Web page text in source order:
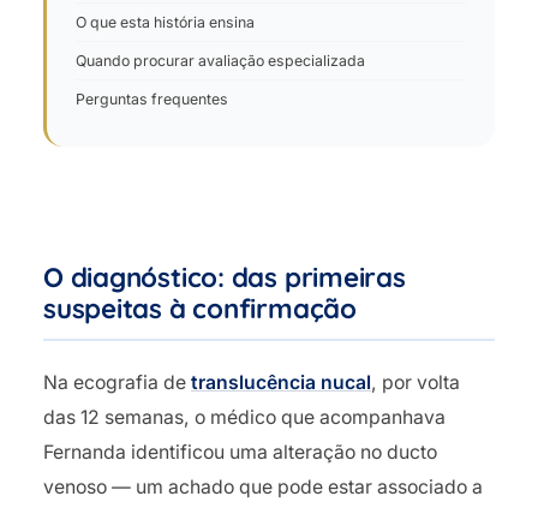
O diagnóstico: das primeiras
suspeitas à confirmação
Na ecografia de translucência nucal, por volta
das 12 semanas, o médico que acompanhava
Fernanda identificou uma alteração no ducto
venoso — um achado que pode estar associado a
O que esta história ensina
Quando procurar avaliação especializada
Perguntas frequentes